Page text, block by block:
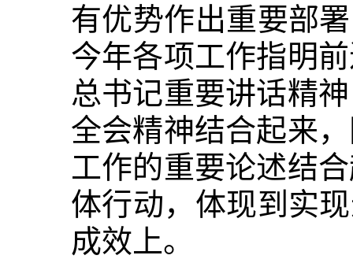
有优势作出重要部
今年各项工作指明
总书记重要讲话精
全会精神结合起来
工作的重要论述结
体行动，体现到实
成效上。